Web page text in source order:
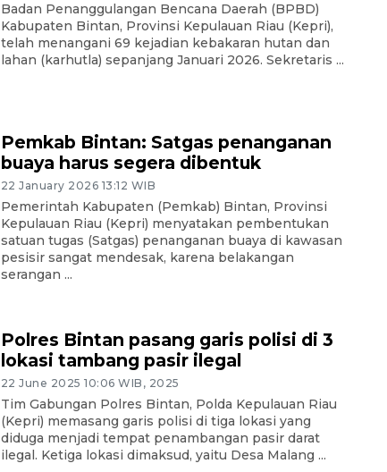
Badan Penanggulangan Bencana Daerah (BPBD)
Kabupaten Bintan, Provinsi Kepulauan Riau (Kepri),
telah menangani 69 kejadian kebakaran hutan dan
lahan (karhutla) sepanjang Januari 2026. Sekretaris ...
Pemkab Bintan: Satgas penanganan
buaya harus segera dibentuk
22 January 2026 13:12 WIB
Pemerintah Kabupaten (Pemkab) Bintan, Provinsi
Kepulauan Riau (Kepri) menyatakan pembentukan
satuan tugas (Satgas) penanganan buaya di kawasan
pesisir sangat mendesak, karena belakangan
serangan ...
Polres Bintan pasang garis polisi di 3
lokasi tambang pasir ilegal
22 June 2025 10:06 WIB, 2025
Tim Gabungan Polres Bintan, Polda Kepulauan Riau
(Kepri) memasang garis polisi di tiga lokasi yang
diduga menjadi tempat penambangan pasir darat
ilegal. Ketiga lokasi dimaksud, yaitu Desa Malang ...